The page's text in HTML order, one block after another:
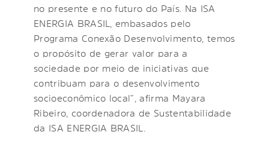
no presente e no futuro do País. Na ISA
ENERGIA BRASIL, embasados pelo
Programa Conexão Desenvolvimento, temos
o propósito de gerar valor para a
sociedade por meio de iniciativas que
contribuam para o desenvolvimento
socioeconômico local”, afirma Mayara
Ribeiro, coordenadora de Sustentabilidade
da ISA ENERGIA BRASIL.